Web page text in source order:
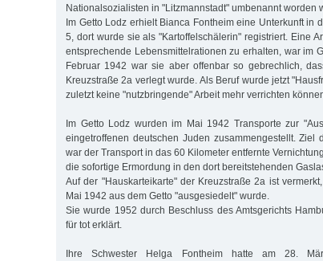
Nationalsozialisten in "Litzmannstadt" umbenannt worden
Im Getto Lodz erhielt Bianca Fontheim eine Unterkunft in
5, dort wurde sie als "Kartoffelschälerin" registriert. Eine
entsprechende Lebensmittelrationen zu erhalten, war im
Februar 1942 war sie aber offenbar so gebrechlich,
Kreuzstraße 2a verlegt wurde. Als Beruf wurde jetzt
zuletzt keine "nutzbringende" Arbeit mehr verrichten
Im Getto Lodz wurden im Mai 1942 Transporte zur
eingetroffenen deutschen Juden zusammengestellt. Ziel
war der Transport in das 60 Kilometer entfernte
die sofortige Ermordung in den dort bereitstehenden
Auf der "Hauskarteikarte" der Kreuzstraße 2a ist
Mai 1942 aus dem Getto "ausgesiedelt" wurde.
Sie wurde 1952 durch Beschluss des Amtsgerichts
für tot erklärt.
Ihre Schwester Helga Fontheim hatte am 28.